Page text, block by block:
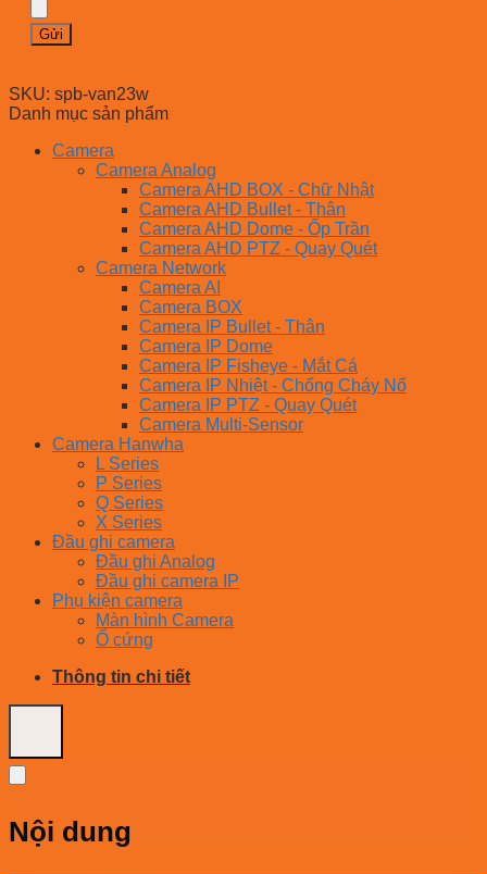
SKU: spb-van23w
Danh mục sản phẩm
Camera
Camera Analog
Camera AHD BOX - Chữ Nhật
Camera AHD Bullet - Thân
Camera AHD Dome - Ốp Trần
Camera AHD PTZ - Quay Quét
Camera Network
Camera AI
Camera BOX
Camera IP Bullet - Thân
Camera IP Dome
Camera IP Fisheye - Mắt Cá
Camera IP Nhiệt - Chống Cháy Nổ
Camera IP PTZ - Quay Quét
Camera Multi-Sensor
Camera Hanwha
L Series
P Series
Q Series
X Series
Đầu ghi camera
Đầu ghi Analog
Đầu ghi camera IP
Phụ kiện camera
Màn hình Camera
Ổ cứng
Thông tin chi tiết
Nội dung